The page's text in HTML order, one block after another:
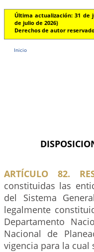
Última actualización: 31 de
de julio de 2026)
Derechos de autor
Inicio
ARTÍCULO 82.
constituidas las
del Sistema
legalmente
Departamento
Nacional de
vigencia para la cual